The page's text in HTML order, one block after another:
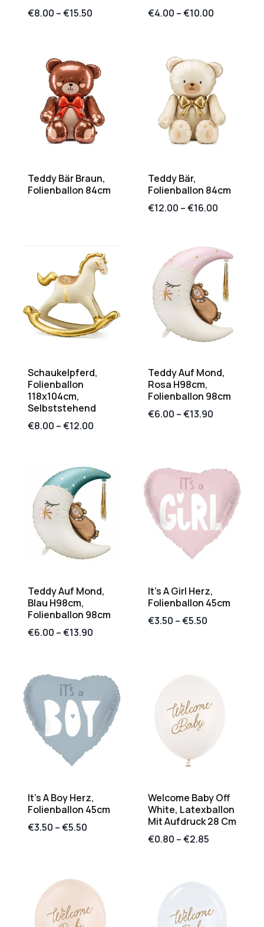
€8.00 –€15.50
€4.00 –€10.00
Teddy Bär Braun,
Folienballon 84cm
Teddy Bär,
Folienballon 84cm
€12.00 –€16.00
Schaukelpferd,
Folienballon
118x104cm,
Selbststehend
€8.00 –€12.00
Teddy Auf Mond,
Rosa H98cm,
Folienballon 98cm
€6.00 –€13.90
Teddy Auf Mond,
Blau H98cm,
Folienballon 98cm
€6.00 –€13.90
It’s A Girl Herz,
Folienballon 45cm
€3.50 –€5.50
It’s A Boy Herz,
Folienballon 45cm
€3.50 –€5.50
Welcome Baby Off
White, Latexballon
Mit Aufdruck 28 Cm
€0.80 –€2.85